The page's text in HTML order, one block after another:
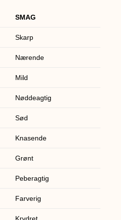
SMAG
Skarp
Nærende
Mild
Nøddeagtig
Sød
Knasende
Grønt
Peberagtig
Farverig
Krydret